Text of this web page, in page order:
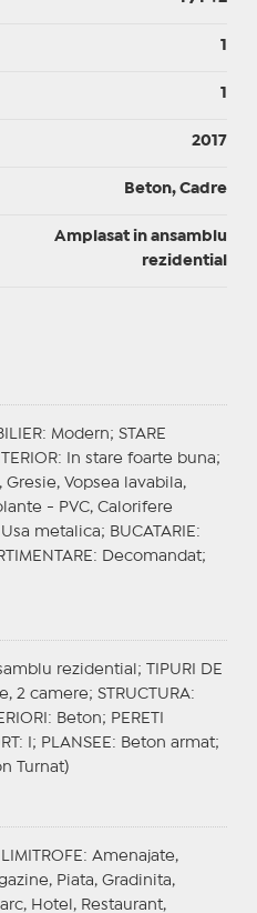
1
1
2017
Beton, Cadre
Amplasat in ansamblu
rezidential
: Modern; STARE
: In stare foarte buna;
Gresie, Vopsea lavabila,
- PVC, Calorifere
Usa metalica; BUCATARIE :
: Decomandat;
rezidential;
TIPURI DE
2 camere; STRUCTURA:
: Beton; PERETI
: I; PLANSEE : Beton armat;
Turnat)
: Amenajate,
Piata, Gradinita,
Hotel, Restaurant,